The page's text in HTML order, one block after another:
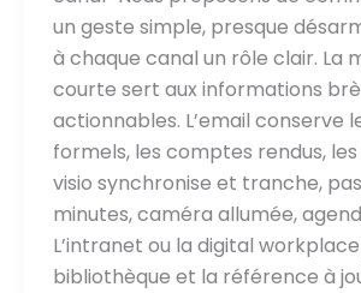
un geste simple, presque
à chaque canal un rôle clair. La
courte sert aux informations
actionnables. L’email conserve
formels, les comptes rendus, les
visio synchronise et tranche,
minutes, caméra allumée,
L’intranet ou la digital
bibliothèque et la référence à